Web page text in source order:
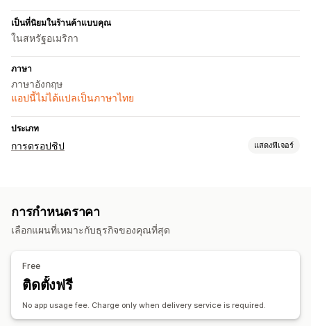
เป็นที่นิยมในร้านค้าแบบคุณ
ในสหรัฐอเมริกา
ภาษา
ภาษาอังกฤษ
แอปนี้ไม่ได้แปลเป็นภาษาไทย
ประเภท
การดรอปชิป แสดงฟีเจอร์
สุขภาพและความงาม
ของเล่นและเกม สินค้ากีฬา สินค้าสำหรับสัตว์เลี้ยง
การกำหนดราคา
เลือกแผนที่เหมาะกับธุรกิจของคุณที่สุด
Free
ติดตั้งฟรี
No app usage fee. Charge only when delivery service is required.